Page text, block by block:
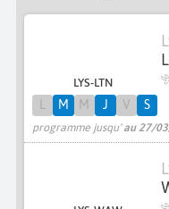
LYS-LTN
programme jusqu'au 27/
L M M J V S